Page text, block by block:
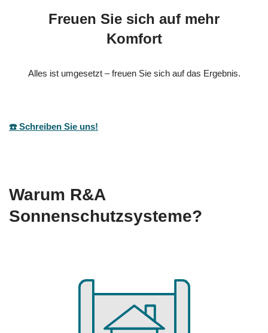
Freuen Sie sich auf mehr
Komfort
Alles ist umgesetzt – freuen Sie sich auf das Ergebnis.
☎️ Schreiben Sie uns!
Warum R&A
Sonnenschutzsysteme?